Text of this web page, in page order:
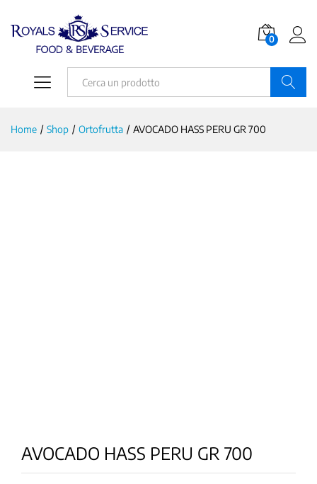
0
Home / Shop / Ortofrutta / AVOCADO HASS PERU GR 700
AVOCADO HASS PERU GR 700